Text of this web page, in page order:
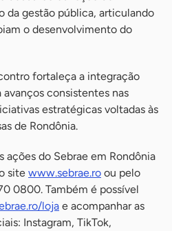
da gestão pública, articulando
o desenvolvimento do
fortaleça a integração
consistentes nas
estratégicas voltadas às
de Rondônia.
ações do Sebrae em Rondônia
site www.sebrae.ro ou pelo
0800. Também é possível
loja e acompanhar as
Instagram, TikTok,